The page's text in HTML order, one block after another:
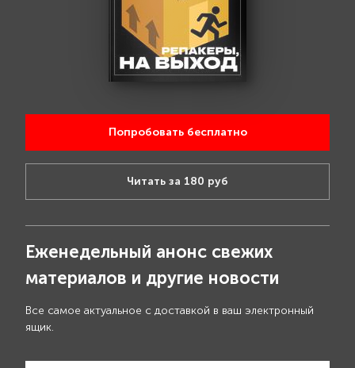
Попробовать бесплатно
Читать за 180 руб
Еженедельный анонс свежих
материалов и другие новости
Все самое актуальное с доставкой в ваш электронный
ящик.